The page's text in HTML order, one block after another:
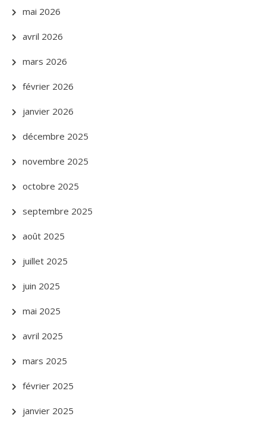
mai 2026
avril 2026
mars 2026
février 2026
janvier 2026
décembre 2025
novembre 2025
octobre 2025
septembre 2025
août 2025
juillet 2025
juin 2025
mai 2025
avril 2025
mars 2025
février 2025
janvier 2025